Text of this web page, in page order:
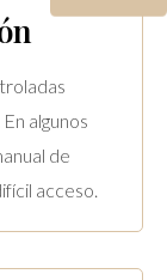
algunos
de
acceso.